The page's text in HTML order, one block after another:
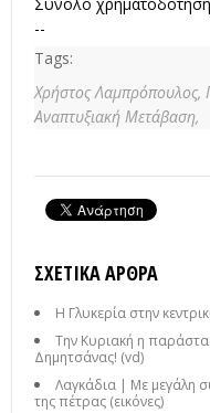
--
Tags:
Χρήστος Λαμπρόπουλος,
Αναπτυξιακή Μετάβαση,
ΣΧΕΤΙΚΆ ΆΡΘΡΑ
Η Γλυκερία στην
Την Κυριακή η
Δημητσάνας! (vd)
Λαγκάδια | Με μεγάλη
της πέτρας (εικόνες)